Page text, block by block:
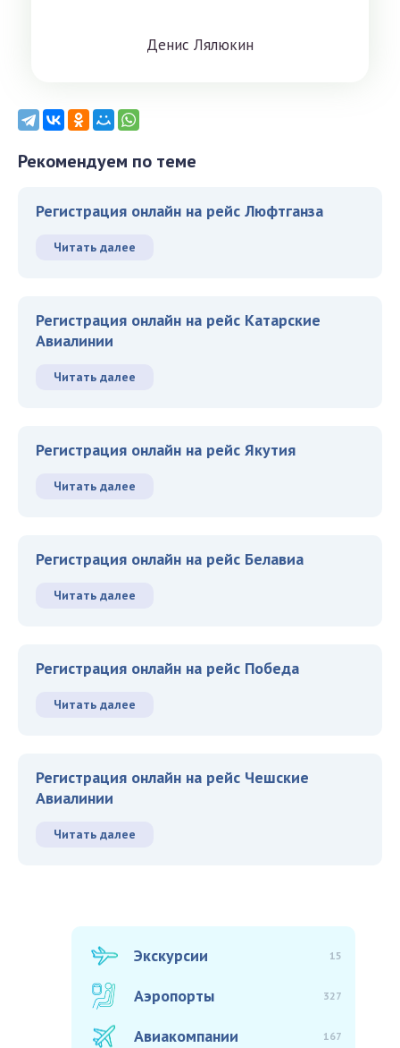
Дeниc Лялюкин
Рекомендуем по теме
Регистрация онлайн на рейс Люфтганза
Читать далее
Регистрация онлайн на рейс Катарские
Авиалинии
Читать далее
Регистрация онлайн на рейс Якутия
Читать далее
Регистрация онлайн на рейс Белавиа
Читать далее
Регистрация онлайн на рейс Победа
Читать далее
Регистрация онлайн на рейс Чешские
Авиалинии
Читать далее
Экскурсии 15
Аэропорты 327
Авиакомпании 167